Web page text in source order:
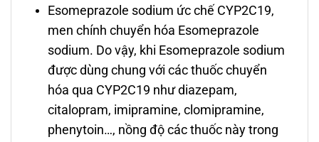
Esomeprazole sodium ức chế CYP2C19,
men chính chuyển hóa Esomeprazole
sodium. Do vậy, khi Esomeprazole sodium
được dùng chung với các thuốc chuyển
hóa qua CYP2C19 như diazepam,
citalopram, imipramine, clomipramine,
phenytoin…, nồng độ các thuốc này trong